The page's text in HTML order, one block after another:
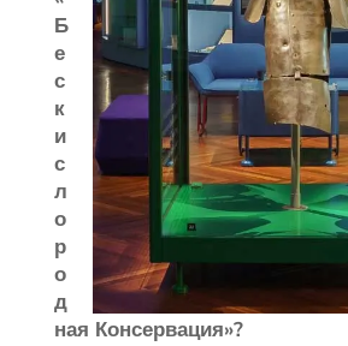
Б
е
с
к
и
с
л
о
р
о
д
ная Консервация»?